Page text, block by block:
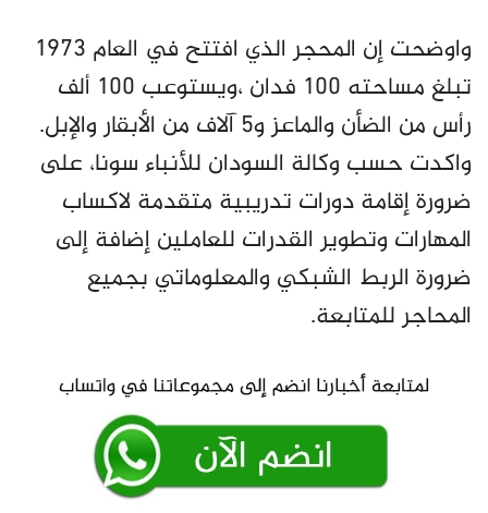
واوضحت إن المحجر الذي افتتح في العام 1973
تبلغ مساحته 100 فدان ،ويستوعب 100 ألف
رأس من الضأن والماعز و5 آلاف من الأبقار والإبل.
واكدت حسب وكالة السودان للأنباء سونا، على
ضرورة إقامة دورات تدريبية متقدمة لاكساب
المهارات وتطوير القدرات للعاملين إضافة إلى
ضرورة الربط الشبكي والمعلوماتي بجميع
المحاجر للمتابعة.